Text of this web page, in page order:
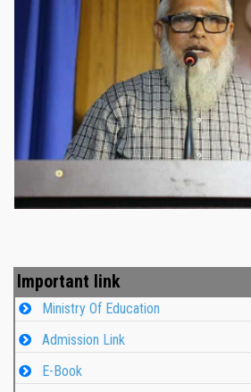
নবীনবরণ - ২০২৫
Important link
Ministry Of Education
Admission Link
E-Book